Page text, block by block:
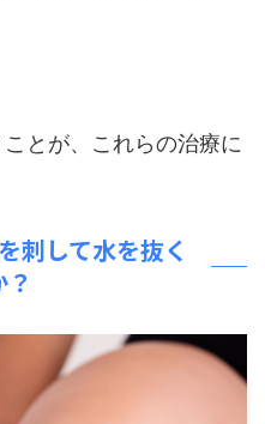
とが、これらの治療に
刺して水を抜く